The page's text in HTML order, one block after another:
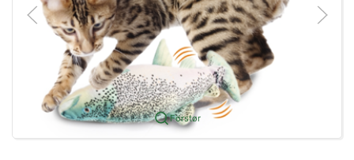
Forstør